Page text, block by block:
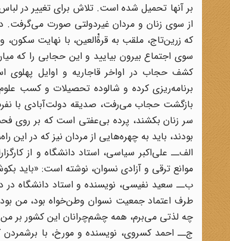
بر آنها تحمیل‌ شده‌ است. تلاش‌ برای‌ تغییر در
که‌ زرین‌تاج‌، ملقب‌ به‌ قرهًْ‌العین،‌ با نهایت‌
کشف‌ حجاب‌ در اواخر قاجاریه‌ و اوایل‌
بازگشت‌ حجاب‌ می‌رفت، صدیقه‌ دولت‌آبادی‌ با
سر زنان‌ بکشند، پرده‌ بی‌عفتی‌ است‌ که‌ بر روی‌
بودند، باید به‌ چهره‌هایی‌ از مردان‌ نیز که‌ در این‌
موانع‌ ترقی‌ و آزادی‌ نسوان‌، نوشته است: «باید
ب‌ــ سعید نفیسی، نویسنده‌ و استاد دانشگاه‌ در
طرف‌ اعتماد جمعیت‌ نسوان‌ وطن‌خواه‌ بود، من‌
چه‌ لذتی‌ می‌برم، همه‌ چشم‌چرانان‌ این‌ کشور بر
ج‌ــ احمد کسروی‌، نویسنده‌ و مورخ، با